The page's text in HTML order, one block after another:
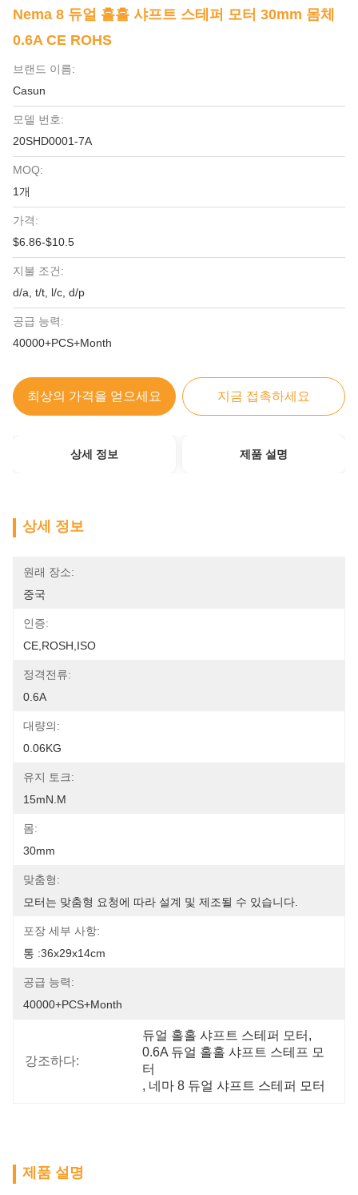
Nema 8 듀얼 홀홀 샤프트 스테퍼 모터 30mm 몸체
0.6A CE ROHS
브랜드 이름:
Casun
모델 번호:
20SHD0001-7A
MOQ:
1개
가격:
$6.86-$10.5
지불 조건:
d/a, t/t, l/c, d/p
공급 능력:
40000+PCS+Month
최상의 가격을 얻으세요 지금 접촉하세요
상세 정보 제품 설명
상세 정보
원래 장소:
중국
인증:
CE,ROSH,ISO
정격전류:
0.6A
대량의:
0.06KG
유지 토크:
15mN.m
몸:
30mm
맞춤형:
모터는 맞춤형 요청에 따라 설계 및 제조될 수 있습니다.
포장 세부 사항:
통 :36x29x14cm
공급 능력:
40000+PCS+Month
강조하다:
듀얼 홀홀 샤프트 스테퍼 모터 ,
0.6A 듀얼 홀홀 샤프트 스테프 모
터
, 네마 8 듀얼 샤프트 스테퍼 모터
제품 설명